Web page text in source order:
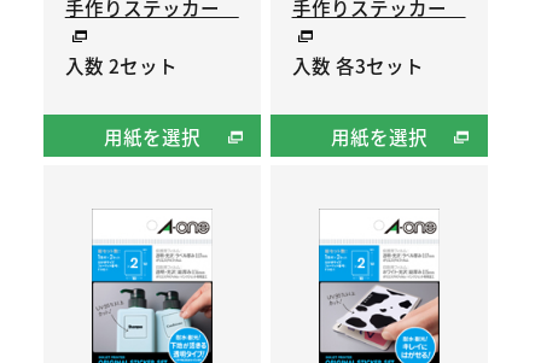
手作りステッカー
入数 2セット
用紙を選択
手作りステッカー
入数 各3セット
用紙を選択